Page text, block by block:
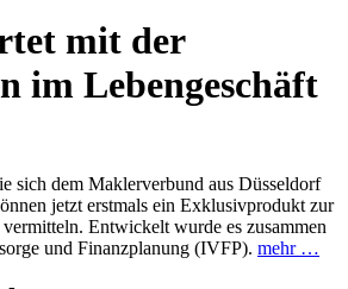
mit der
im Lebengeschäft
sich dem Maklerverbund aus Düsseldorf
jetzt erstmals ein Exklusivprodukt zur
Entwickelt wurde es zusammen
und Finanzplanung (IVFP). mehr …